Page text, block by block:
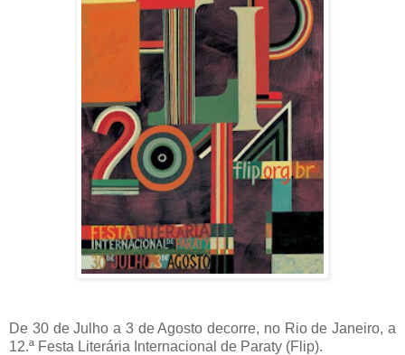
De 30 de Julho a 3 de Agosto decorre, no Rio de Janeiro, a
12.ª Festa Literária Internacional de Paraty (Flip).